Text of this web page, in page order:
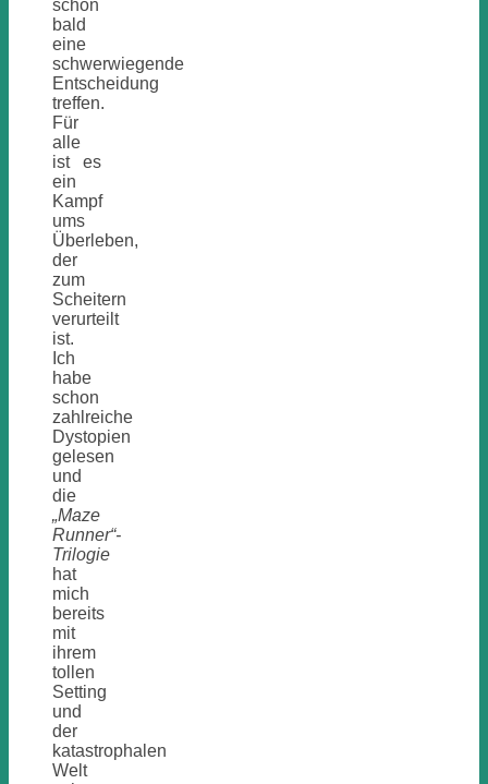
schon
bald
eine
schwerwiegende
Entscheidung
treffen.
Für
alle
ist es
ein
Kampf
ums
Überleben,
der
zum
Scheitern
verurteilt
ist.
Ich
habe
schon
zahlreiche
Dystopien
gelesen
und
die
„Maze
Runner“-
Trilogie
hat
mich
bereits
mit
ihrem
tollen
Setting
und
der
katastrophalen
Welt